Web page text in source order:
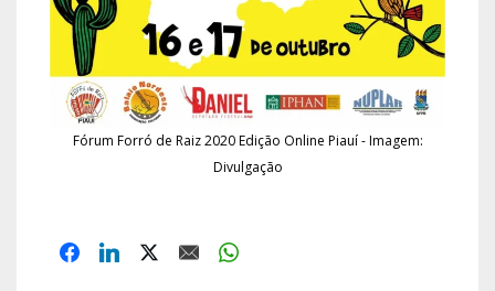
Fórum Forró de Raiz 2020 Edição Online Piauí - Imagem:
Divulgação